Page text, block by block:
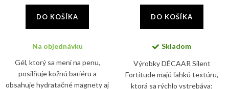
DO KOŠÍKA
Na objednávku
Gél, ktorý sa mení na penu,
posilňuje kožnú bariéru a
obsahuje hydratačné magnety aj
DO KOŠÍKA
Skladom
Výrobky DÉCAAR Silent
Fortitude majú ľahkú textúru,
ktorá sa rýchlo vstrebáva;